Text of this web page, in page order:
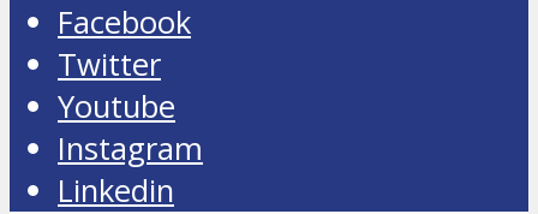
Facebook
Twitter
Youtube
Instagram
Linkedin